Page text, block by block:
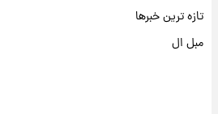
تازه ترین خبرها
مبل ال